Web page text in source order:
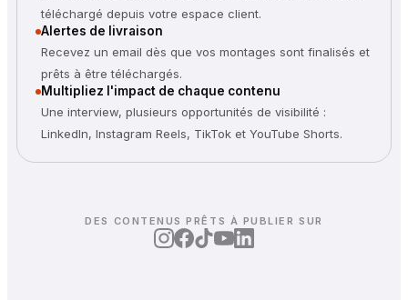
téléchargé depuis votre espace client.
Alertes de livraison
Recevez un email dès que vos montages sont finalisés et
prêts à être téléchargés.
Multipliez l'impact de chaque contenu
Une interview, plusieurs opportunités de visibilité :
LinkedIn, Instagram Reels, TikTok et YouTube Shorts.
DES CONTENUS PRÊTS À PUBLIER SUR